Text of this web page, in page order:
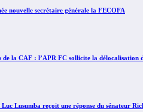
nouvelle secrétaire générale la FECOFA
la CAF : l’APR FC sollicite la délocalisation
Lusumba reçoit une réponse du sénateur